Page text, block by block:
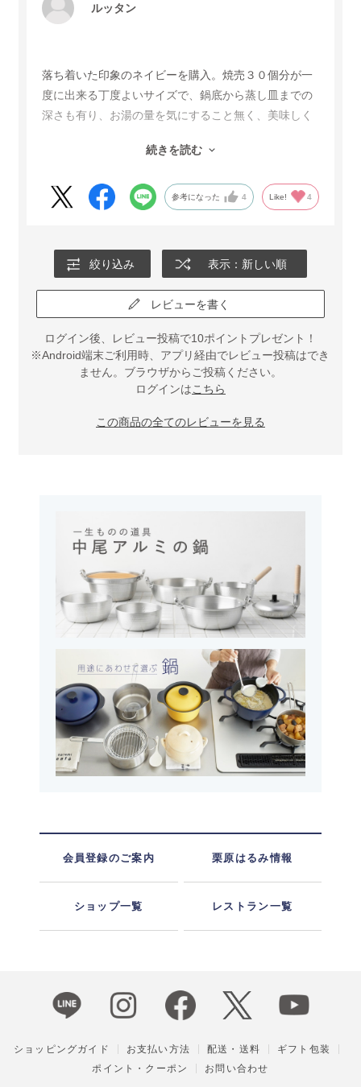
ルッタン
落ち着いた印象のネイビーを購入。焼売３０個分が一
度に出来る丁度よいサイズで、鍋底から蒸し皿までの
深さも有り、お湯の量を気にすること無く、美味しく
ンレス製なのでお手入れも簡単。わが家では焼き物や
いです。
続きを読む
参考になった 4 Like! 4
絞り込み 表示：新しい順
レビューを書く
ログイン後、レビュー投稿で10ポイントプレゼント！
※Android端末ご利用時、アプリ経由でレビュー投稿はでき
ません。ブラウザからご投稿ください。
ログインはこちら
この商品の全てのレビューを見る
会員登録のご案内 栗原はるみ情報
ショップ一覧 レストラン一覧
ショッピングガイド お支払い方法 配送・送料
ギフト包装
ポイント・クーポン
お問い合わせ